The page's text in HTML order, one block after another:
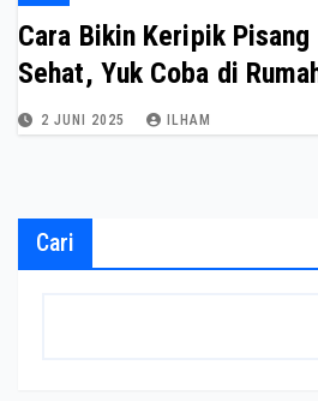
Cara Bikin Keripik Pisang
Sehat, Yuk Coba di
2 JUNI 2025 ILHAM
Cari